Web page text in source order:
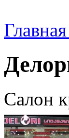
Главная
Салон